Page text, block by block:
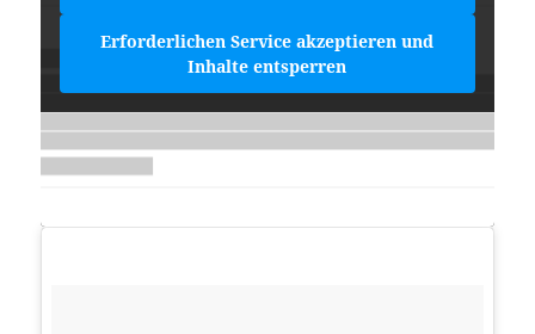
Erforderlichen Service akzeptieren und
Inhalte entsperren